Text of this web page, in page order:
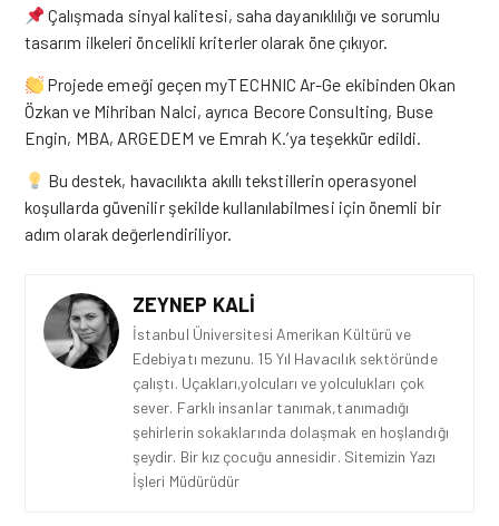
Çalışmada sinyal kalitesi, saha dayanıklılığı ve sorumlu
tasarım ilkeleri öncelikli kriterler olarak öne çıkıyor.
Projede emeği geçen myTECHNIC Ar-Ge ekibinden Okan
Özkan ve Mihriban Nalci, ayrıca Becore Consulting, Buse
Engin, MBA, ARGEDEM ve Emrah K.’ya teşekkür edildi.
Bu destek, havacılıkta akıllı tekstillerin operasyonel
koşullarda güvenilir şekilde kullanılabilmesi için önemli bir
adım olarak değerlendiriliyor.
ZEYNEP KALI
İstanbul Üniversitesi Amerikan Kültürü ve
Edebiyatı mezunu. 15 Yıl Havacılık sektöründe
çalıştı. Uçakları,yolcuları ve yolculukları çok
sever. Farklı insanlar tanımak,tanımadığı
şehirlerin sokaklarında dolaşmak en hoşlandığı
şeydir. Bir kız çocuğu annesidir. Sitemizin Yazı
İşleri Müdürüdür